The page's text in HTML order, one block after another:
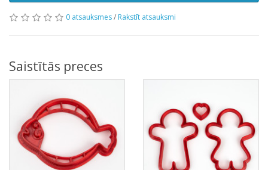
0 atsauksmes/ Rakstīt atsauksmi
Saistītās preces